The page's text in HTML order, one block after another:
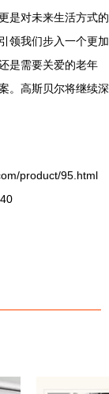
是对未来生活方式的
领我们步入一个更加
是需要关爱的老年
。高斯贝尔将继续深
product/95.html